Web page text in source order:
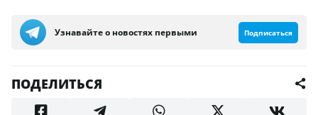
Узнавайте о новостях первыми Подписаться
ПОДЕЛИТЬСЯ